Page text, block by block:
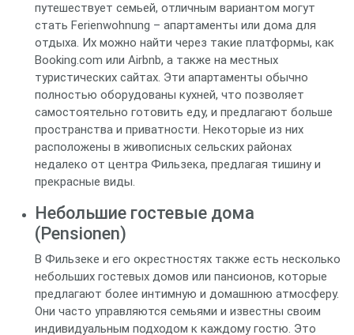
путешествует семьей, отличным вариантом могут
стать Ferienwohnung – апартаменты или дома для
отдыха. Их можно найти через такие платформы, как
Booking.com или Airbnb, а также на местных
туристических сайтах. Эти апартаменты обычно
полностью оборудованы кухней, что позволяет
самостоятельно готовить еду, и предлагают больше
пространства и приватности. Некоторые из них
расположены в живописных сельских районах
недалеко от центра Фильзека, предлагая тишину и
прекрасные виды.
Небольшие гостевые дома
(Pensionen)
В Фильзеке и его окрестностях также есть несколько
небольших гостевых домов или пансионов, которые
предлагают более интимную и домашнюю атмосферу.
Они часто управляются семьями и известны своим
индивидуальным подходом к каждому гостю. Это